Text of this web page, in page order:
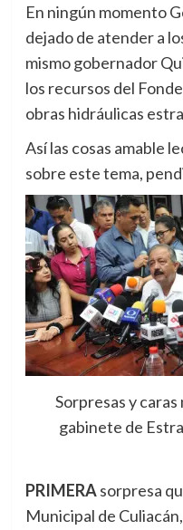
En ningún momento
dejado de atender a
mismo gobernador
los recursos del
obras hidráulicas
Así las cosas amable
sobre este tema,
Sorpresas y caras
gabinete de
PRIMERAsorpresa
Municipal de